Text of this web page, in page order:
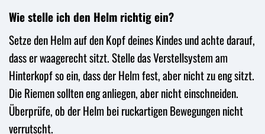
Wie stelle ich den Helm richtig ein?
Setze den Helm auf den Kopf deines Kindes und achte darauf,
dass er waagerecht sitzt. Stelle das Verstellsystem am
Hinterkopf so ein, dass der Helm fest, aber nicht zu eng sitzt.
Die Riemen sollten eng anliegen, aber nicht einschneiden.
Überprüfe, ob der Helm bei ruckartigen Bewegungen nicht
verrutscht.